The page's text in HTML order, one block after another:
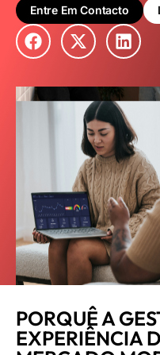
Entre Em Contacto
PORQUÊ A
EXPERIÊNCIA